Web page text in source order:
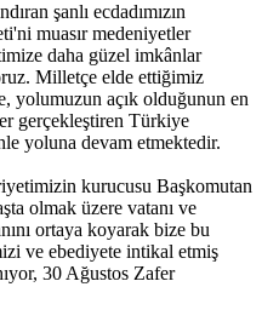
şanlı ecdadımızın
muasır medeniyetler
daha güzel imkânlar
Milletçe elde ettiğimiz
yolumuzun açık olduğunun en
gerçekleştiren Türkiye
yoluna devam etmektedir.
kurucusu Başkomutan
olmak üzere vatanı ve
ortaya koyarak bize bu
ve ebediyete intikal etmiş
30 Ağustos Zafer